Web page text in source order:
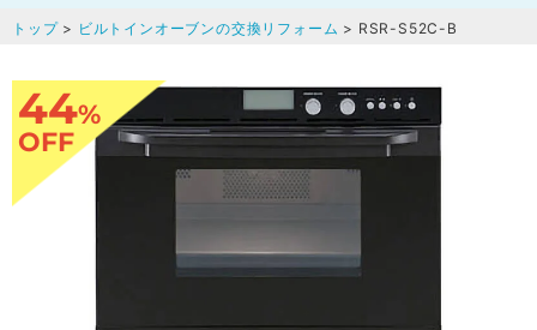
トップ> ビルトインオーブンの交換リフォーム > RSR-S52C-B
44%
OFF